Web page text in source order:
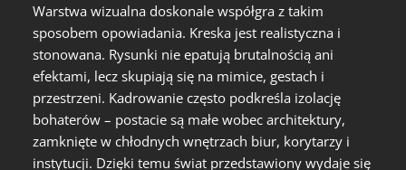
Warstwa wizualna doskonale współgra z takim
sposobem opowiadania. Kreska jest realistyczna i
stonowana. Rysunki nie epatują brutalnością ani
efektami, lecz skupiają się na mimice, gestach i
przestrzeni. Kadrowanie często podkreśla izolację
bohaterów – postacie są małe wobec architektury,
zamknięte w chłodnych wnętrzach biur, korytarzy i
instytucji. Dzięki temu świat przedstawiony wydaje się